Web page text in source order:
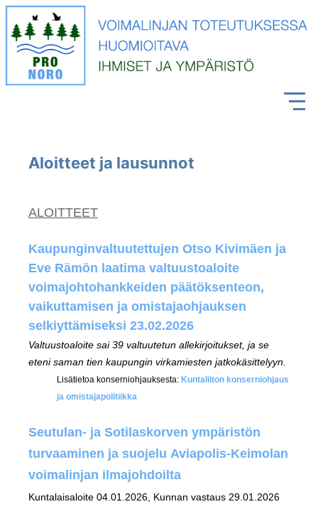
Aloitteet ja lausunnot
ALOITTEET
Kaupunginvaltuutettujen Otso Kivimäen ja
Eve Rämön laatima valtuustoaloite
voimajohtohankkeiden päätöksenteon,
vaikuttamisen ja omistajaohjauksen
selkiyttämiseksi 23.02.2026
Valtuustoaloite sai 39 valtuutetun allekirjoitukset, ja se
eteni saman tien kaupungin virkamiesten jatkokäsittelyyn.
Lisätietoa konserniohjauksesta: Kuntaliiton konserniohjaus
ja omistajapolitiikka
Seutulan- ja Sotilaskorven ympäristön
turvaaminen ja suojelu Aviapolis-Keimolan
voimalinjan ilmajohdoilta
Kuntalaisaloite 04.01.2026, Kunnan vastaus 29.01.2026